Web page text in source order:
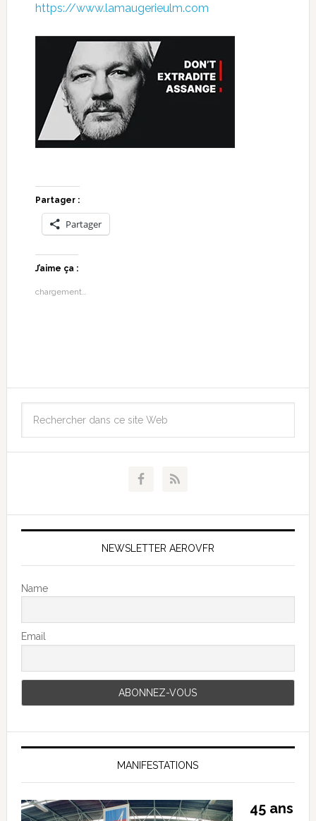
https://www.lamaugerieulm.com
Partager :
Partager
J’aime ça :
chargement…
NEWSLETTER AEROVFR
Name
Email
MANIFESTATIONS
45 ans